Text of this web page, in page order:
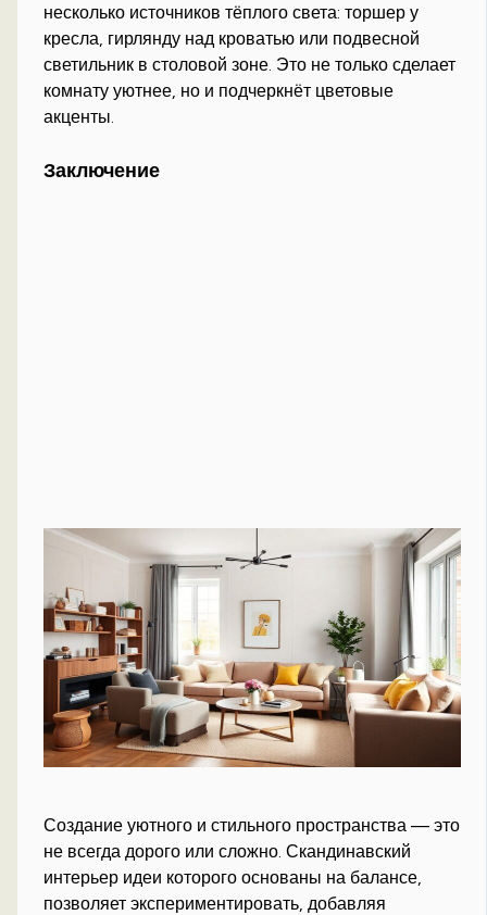
несколько источников тёплого света: торшер у
кресла, гирлянду над кроватью или подвесной
светильник в столовой зоне. Это не только сделает
комнату уютнее, но и подчеркнёт цветовые
акценты.
Заключение
Создание уютного и стильного пространства — это
не всегда дорого или сложно. Скандинавский
интерьер идеи которого основаны на балансе,
позволяет экспериментировать, добавляя